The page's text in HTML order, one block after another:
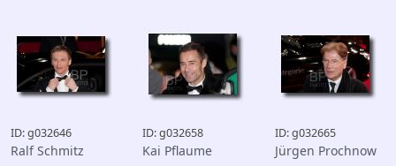
ID: g032646
Ralf Schmitz
ID: g032658
Kai Pflaume
ID: g032665
Jürgen Prochnow